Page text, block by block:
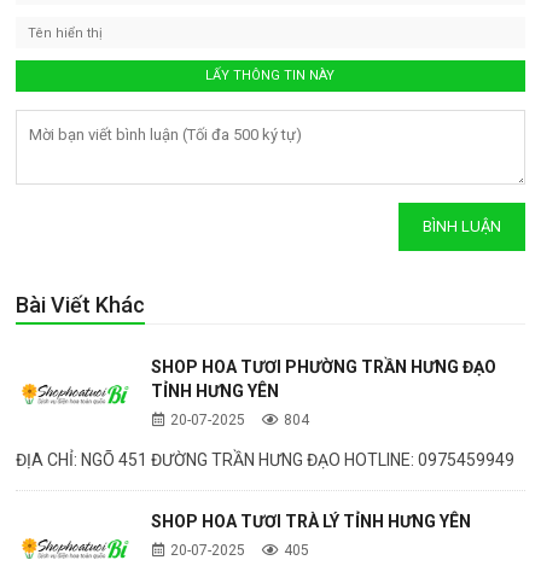
Bài Viết Khác
SHOP HOA TƯƠI PHƯỜNG TRẦN HƯNG ĐẠO
TỈNH HƯNG YÊN
20-07-2025 804
ĐỊA CHỈ: NGÕ 451 ĐƯỜNG TRẦN HƯNG ĐẠO HOTLINE: 0975459949
SHOP HOA TƯƠI TRÀ LÝ TỈNH HƯNG YÊN
20-07-2025 405